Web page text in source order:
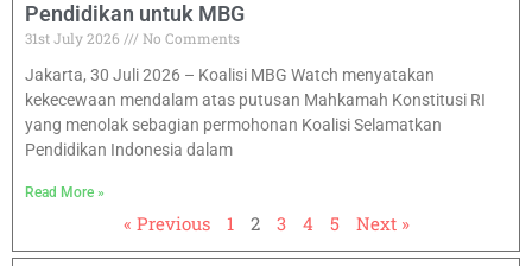
Pendidikan untuk MBG
31st July 2026
No Comments
Jakarta, 30 Juli 2026 – Koalisi MBG Watch menyatakan
kekecewaan mendalam atas putusan Mahkamah Konstitusi RI
yang menolak sebagian permohonan Koalisi Selamatkan
Pendidikan Indonesia dalam
Read More »
« Previous 1 2 3 4 5 Next »